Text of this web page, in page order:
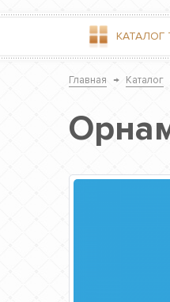
КАТАЛОГ
Главная → Каталог